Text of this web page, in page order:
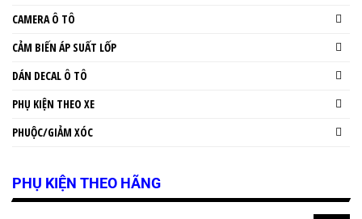
CAMERA Ô TÔ
CẢM BIẾN ÁP SUẤT LỐP
DÁN DECAL Ô TÔ
PHỤ KIỆN THEO XE
PHUỘC/GIẢM XÓC
PHỤ KIỆN THEO HÃNG